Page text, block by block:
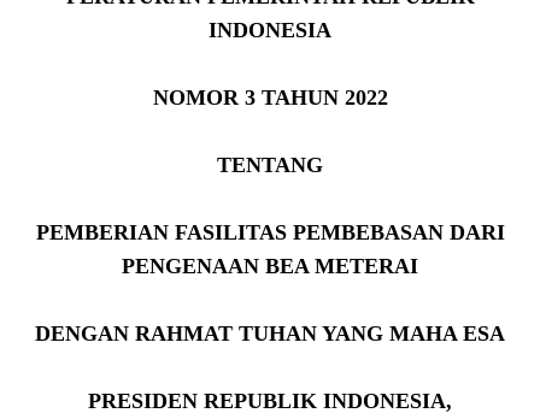
INDONESIA
NOMOR 3 TAHUN 2022
TENTANG
PEMBERIAN FASILITAS PEMBEBASAN DARI
PENGENAAN BEA METERAI
DENGAN RAHMAT TUHAN YANG MAHA ESA
PRESIDEN REPUBLIK INDONESIA,